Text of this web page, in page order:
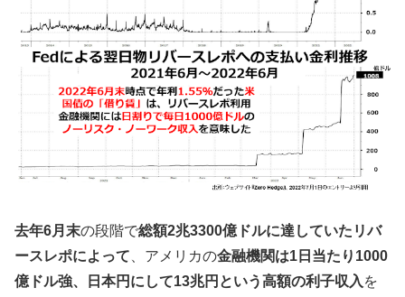
去年6月末の段階で総額2兆3300億ドルに達していたリバ
ースレポによって 、アメリカの金融機関は1日当たり1000
億ドル強、日本円にして13兆円という高額の利子収入 を